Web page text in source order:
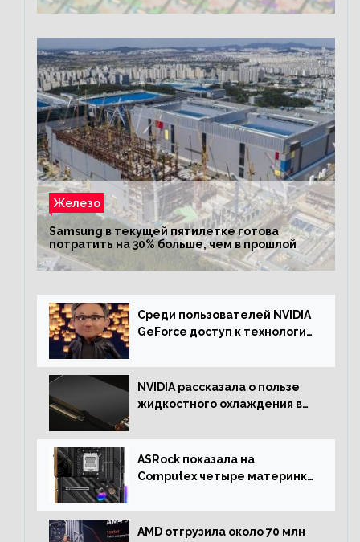
Железо
Samsung в текущей пятилетке готова
потратить на 30% больше, чем в прошлой
Среди пользователей NVIDIA
GeForce доступ к технологии
NVIDIA рассказала о пользе
жидкостного охлаждения в
ASRock показала на
Computex четыре материнки
включая модели Taichi
AMD отгрузила около 70 млн